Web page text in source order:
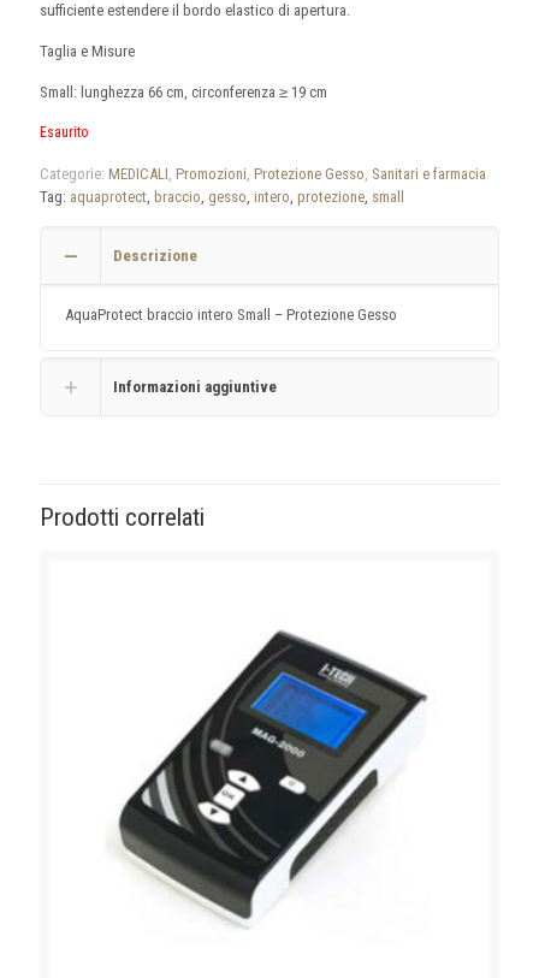
sufficiente estendere il bordo elastico di apertura.
Taglia e Misure
Small: lunghezza 66 cm, circonferenza ≥ 19 cm
Esaurito
Categorie: MEDICALI, Promozioni, Protezione Gesso, Sanitari e farmacia
Tag: aquaprotect, braccio, gesso, intero, protezione, small
Descrizione
AquaProtect braccio intero Small – Protezione Gesso
Informazioni aggiuntive
Prodotti correlati